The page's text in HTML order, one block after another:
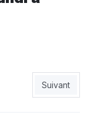
Japon a mis la
Article
Suivant